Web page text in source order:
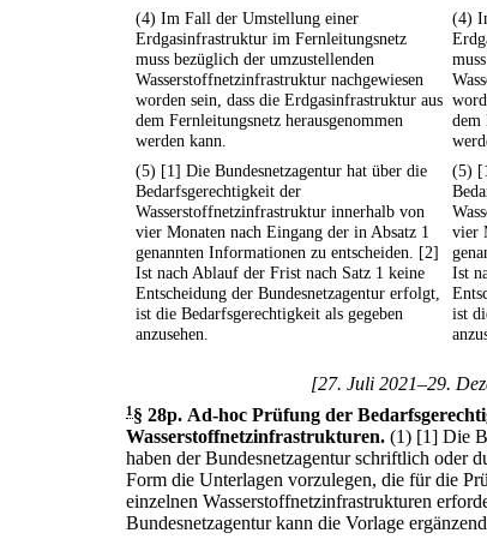
(4) Im Fall der Umstellung einer
Erdgasinfrastruktur im Fernleitungsnetz
muss bezüglich der umzustellenden
Wasserstoffnetzinfrastruktur nachgewiesen
worden sein, dass die Erdgasinfrastruktur aus
dem Fernleitungsnetz herausgenommen
werden kann.
(4)
dem
(5) [1] Die Bundesnetzagentur hat über die
Bedarfsgerechtigkeit der
Wasserstoffnetzinfrastruktur innerhalb von
vier Monaten nach Eingang der in Absatz 1
genannten Informationen zu entscheiden. [2]
Ist nach Ablauf der Frist nach Satz 1 keine
Entscheidung der Bundesnetzagentur erfolgt,
ist die Bedarfsgerechtigkeit als gegeben
anzusehen.
(5)
vier
Ist
ist
[27. Juli 2021–29.
1§ 28p. Ad-hoc Prüfung der
Wasserstoffnetzinfrastrukturen. (1) [1] Die
haben der Bundesnetzagentur schriftlich oder
Form die Unterlagen vorzulegen, die für die
einzelnen Wasserstoffnetzinfrastrukturen
Bundesnetzagentur kann die Vorlage